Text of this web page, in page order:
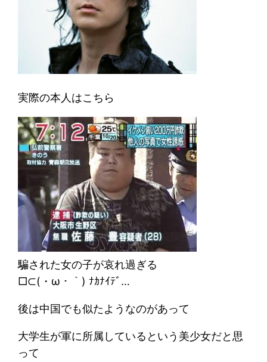
実際の本人はこちら
騙された女の子が哀れ過ぎる
□⊂(・ω・｀) ﾅｶﾅｲﾃﾞ…
後は中国でも似たようなのがあって
大学生が軍に所属しているという美少女だと思
って